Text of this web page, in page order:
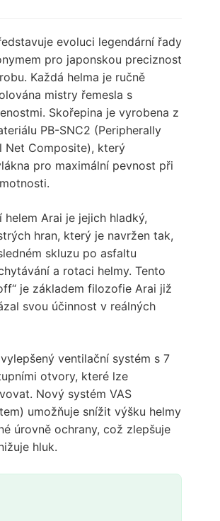
evoluci legendární řady
pro japonskou preciznost
Každá helma je ručně
mistry řemesla s
Skořepina je vyrobena z
PB-SNC2 (Peripherally
Net Composite), který
pro maximální pevnost při
Arai je jejich hladký,
hran, který je navržen tak,
skluzu po asfaltu
a rotaci helmy. Tento
je základem filozofie Arai již
svou účinnost v reálných
ventilační systém s 7
otvory, které lze
Nový systém VAS
umožňuje snížit výšku helmy
úrovně ochrany, což zlepšuje
hluk.